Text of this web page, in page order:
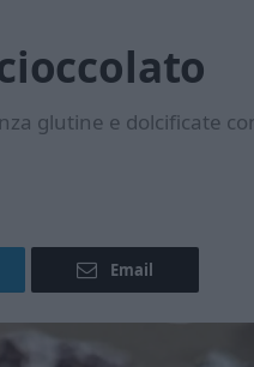
glutine e dolcificate
Email